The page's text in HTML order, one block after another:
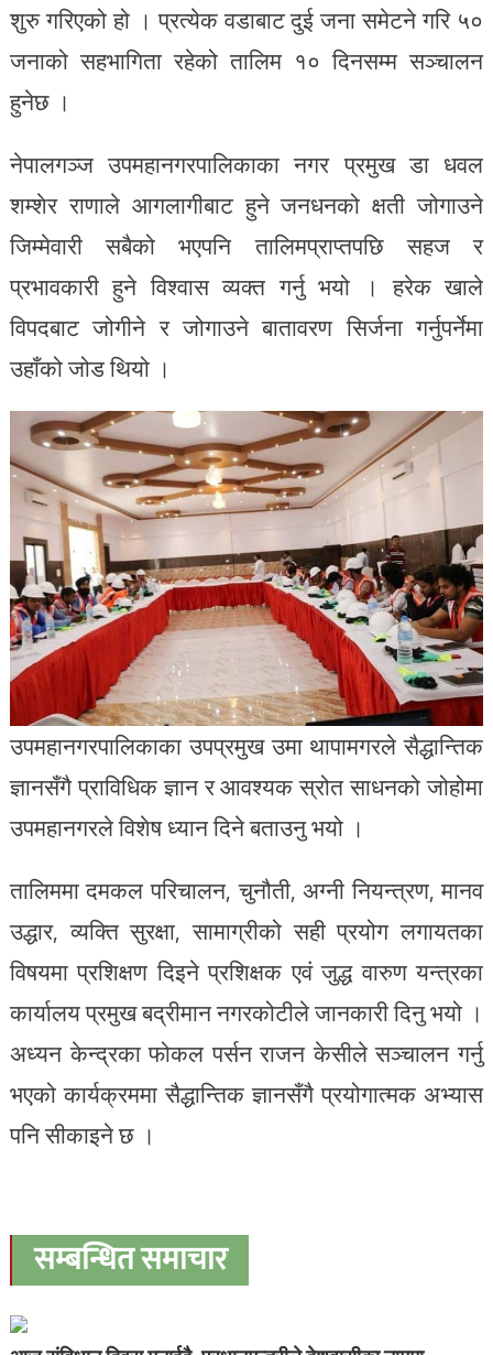
शुरु गरिएको हो । प्रत्येक वडाबाट दुई जना समेटने गरि ५०
जनाको सहभागिता रहेको तालिम १० दिनसम्म सञ्चालन
हुनेछ ।
नेपालगञ्ज उपमहानगरपालिकाका नगर प्रमुख डा धवल
शम्शेर राणाले आगलागीबाट हुने जनधनको क्षती जोगाउने
जिम्मेवारी सबैको भएपनि तालिमप्राप्तपछि सहज र
प्रभावकारी हुने विश्वास व्यक्त गर्नु भयो । हरेक खाले
विपदबाट जोगीने र जोगाउने बातावरण सिर्जना गर्नुपर्नेमा
उहाँको जोड थियो ।
उपमहानगरपालिकाका उपप्रमुख उमा थापामगरले सैद्धान्तिक
ज्ञानसँगै प्राविधिक ज्ञान र आवश्यक स्रोत साधनको जोहोमा
उपमहानगरले विशेष ध्यान दिने बताउनु भयो ।
तालिममा दमकल परिचालन, चुनौती, अग्नी नियन्त्रण, मानव
उद्धार, व्यक्ति सुरक्षा, सामाग्रीको सही प्रयोग लगायतका
विषयमा प्रशिक्षण दिइने प्रशिक्षक एवं जुद्ध वारुण यन्त्रका
कार्यालय प्रमुख बद्रीमान नगरकोटीले जानकारी दिनु भयो ।
अध्यन केन्द्रका फोकल पर्सन राजन केसीले सञ्चालन गर्नु
भएको कार्यक्रममा सैद्धान्तिक ज्ञानसँगै प्रयोगात्मक अभ्यास
पनि सीकाइने छ ।
सम्बन्धित समाचार